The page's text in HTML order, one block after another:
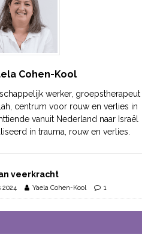
Cohen-Kool
werker, groepstherapeut
centrum voor rouw en verlies in
vanuit Nederland naar Israël
in trauma, rouw en verlies.
veerkracht
2024 Yaela Cohen-Kool 1